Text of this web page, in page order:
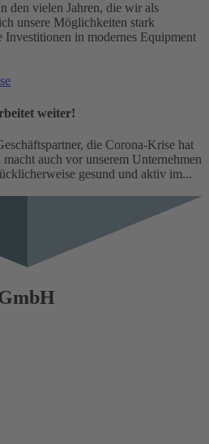
den vielen Jahren, die wir als
unsere Möglichkeiten stark
in modernes Equipment
weiter!
die Corona-Krise hat
auch vor unserem Unternehmen
gesund und aktiv im...